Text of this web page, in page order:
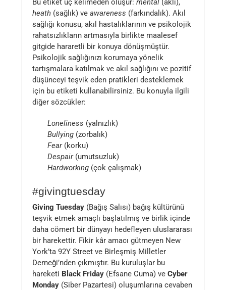
Bu etiket üç kelimeden oluşur: mental (akli),
heath (sağlık) ve awareness (farkındalık). Akıl
sağlığı konusu, akıl hastalıklarının ve psikolojik
rahatsızlıkların artmasıyla birlikte maalesef
gitgide hararetli bir konuya dönüşmüştür.
Psikolojik sağlığınızı korumaya yönelik
tartışmalara katılmak ve akıl sağlığını ve pozitif
düşünceyi teşvik eden pratikleri desteklemek
için bu etiketi kullanabilirsiniz. Bu konuyla ilgili
diğer sözcükler:
Loneliness (yalnızlık)
Bullying (zorbalık)
Fear (korku)
Despair (umutsuzluk)
Hardworking (çok çalışmak)
#givingtuesday
Giving Tuesday (Bağış Salısı) bağış kültürünü
teşvik etmek amaçlı başlatılmış ve birlik içinde
daha cömert bir dünyayı hedefleyen uluslararası
bir harekettir. Fikir kâr amacı gütmeyen New
York’ta 92Y Street ve Birleşmiş Milletler
Derneği’nden çıkmıştır. Bu kuruluşlar bu
hareketi Black Friday (Efsane Cuma) ve Cyber
Monday (Siber Pazartesi) oluşumlarına cevaben